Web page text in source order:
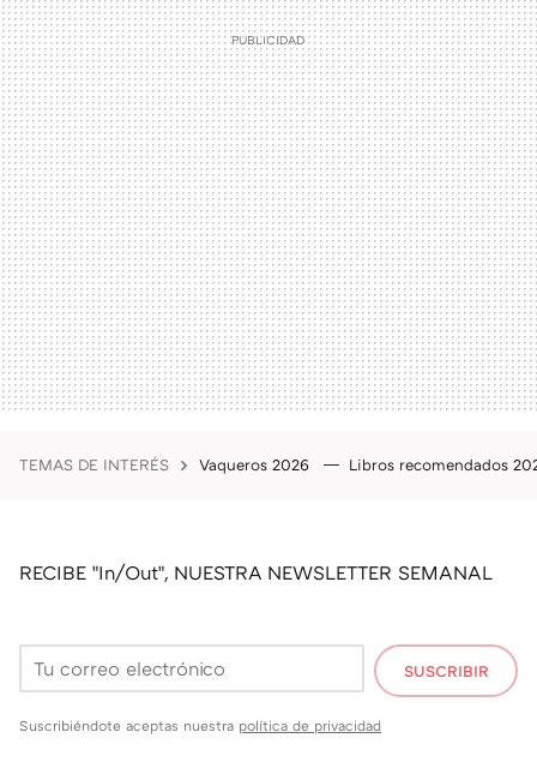
TEMAS DE INTERÉS Vaqueros 2026 Libros recomendados
RECIBE "In/Out", NUESTRA NEWSLETTER SEMANAL
SUSCRIBIR
Suscribiéndote aceptas nuestra política de privacidad